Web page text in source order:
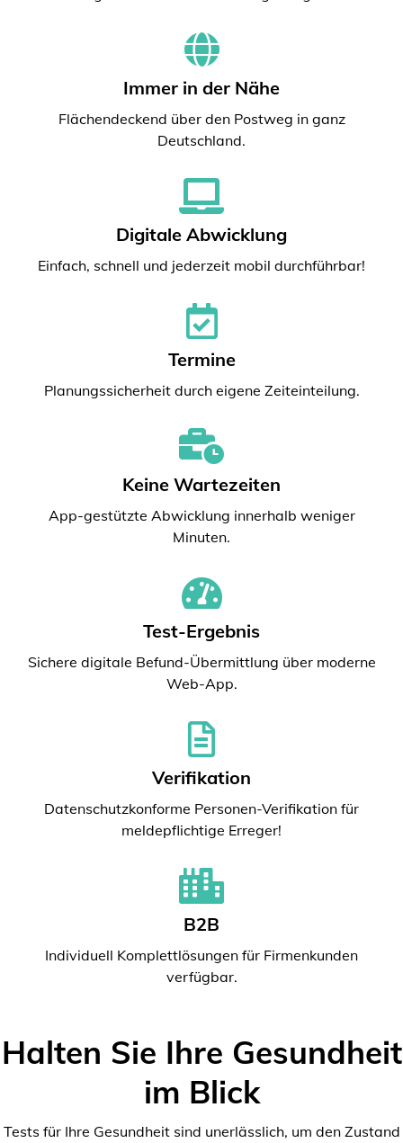
Immer in der Nähe
Flächendeckend über den Postweg in ganz
Deutschland.
Digitale Abwicklung
Einfach, schnell und jederzeit mobil durchführbar!
Termine
Planungssicherheit durch eigene Zeiteinteilung.
Keine Wartezeiten
App-gestützte Abwicklung innerhalb weniger
Minuten.
Test-Ergebnis
Sichere digitale Befund-Übermittlung über moderne
Web-App.
Verifikation
Datenschutzkonforme Personen-Verifikation für
meldepflichtige Erreger!
B2B
Individuell Komplettlösungen für Firmenkunden
verfügbar.
Halten Sie Ihre Gesundheit
im Blick
Tests für Ihre Gesundheit sind unerlässlich, um den Zustand